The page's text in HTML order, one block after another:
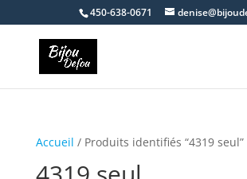
450-638-0671
Accueil / Produits identifiés “4319 seul”